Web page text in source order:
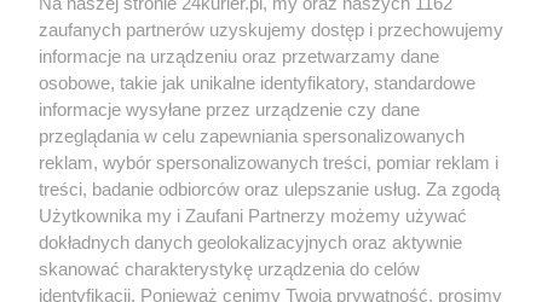
Budżet obywatelski: Zachód na czele
Głosujemy na budżet obywatelski
POGODA
21℃
Zobacz prognozę na 3 dni
zaufanych partnerów uzyskujemy dostęp i przechowujemy
informacje na urządzeniu oraz przetwarzamy dane
osobowe, takie jak unikalne identyfikatory, standardowe
informacje wysyłane przez urządzenie czy dane
przeglądania w celu zapewniania spersonalizowanych
reklam, wybór spersonalizowanych treści, pomiar reklam i
treści, badanie odbiorców oraz ulepszanie usług. Za zgodą
Użytkownika my i Zaufani Partnerzy możemy używać
dokładnych danych geolokalizacyjnych oraz aktywnie
skanować charakterystykę urządzenia do celów
identyfikacji. Ponieważ cenimy Twoją prywatność, prosimy